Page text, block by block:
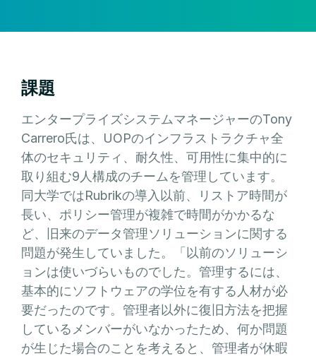
課題
エンタープライズシステムマネージャーのTony
Carrero氏は、UOPのインフラストラクチャ全
体のセキュリティ、耐久性、可用性に集中的に
取り組む9人構成のチームを管理しています。
同大学ではRubrikの導入以前、リストア時間が
長い、ポリシー管理が複雑で時間がかかるな
ど、旧来のデータ管理ソリューションに関する
問題が発生していました。「以前のソリューシ
ョンは使いづらいものでした。管理するには、
基本的にソフトウェアの学位を有する人材が必
要だったのです。管理者以外に復旧方法を把握
しているメンバーがいなかったため、何か問題
が生じた場合のことを考えると、管理者が休暇